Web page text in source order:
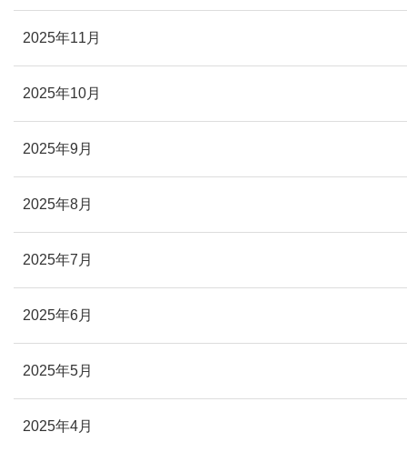
2025年11月
2025年10月
2025年9月
2025年8月
2025年7月
2025年6月
2025年5月
2025年4月